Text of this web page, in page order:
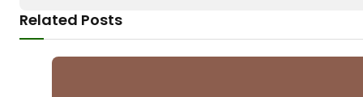
Related Posts